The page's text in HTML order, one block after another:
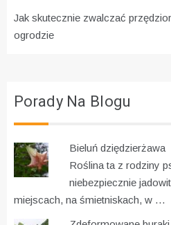
Jak skutecznie zwalczać
ogrodzie
Porady Na Blogu
Bieluń dziędzierżawa
Roślina ta z rodziny
niebezpiecznie
miejscach, na śmietniskach, w …